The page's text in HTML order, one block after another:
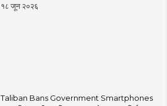
१८ जून २०२६
Taliban Bans Government Smartphones